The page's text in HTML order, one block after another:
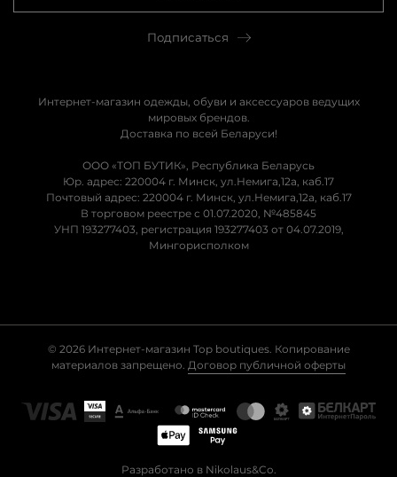
Подписаться
Интернет-магазин одежды, обуви и аксессуаров ведущих
мировых брендов.
Доставка по всей Беларуси!
ООО «ТОП БУТИК», Республика Беларусь
Юр. адрес: 220004 г. Минск, ул.Немига,12а, каб.17
Почтовый адрес: 220004 г. Минск, ул.Немига,12а, каб.17
В торговом реестре с 01.07.2020, №485845
УНП 193277403, регистрация 193277403 от 04.07.2019,
Мингорисполком
© 2026 Интернет-магазин Top boutiques. Копирование
материалов запрещено. Договор публичной оферты
Разработано в Nikolaus&Co.